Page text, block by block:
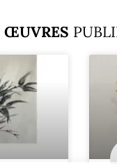
ŒUVRES